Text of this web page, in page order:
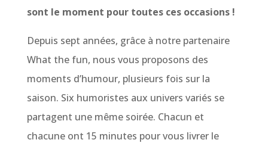
sont le moment pour toutes ces occasions !
Depuis sept années, grâce à notre partenaire
What the fun, nous vous proposons des
moments d’humour, plusieurs fois sur la
saison. Six humoristes aux univers variés se
partagent une même soirée. Chacun et
chacune ont 15 minutes pour vous livrer le